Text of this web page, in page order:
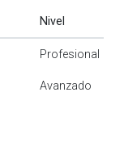
Nivel
Profesional
Avanzado
UPCTcloud